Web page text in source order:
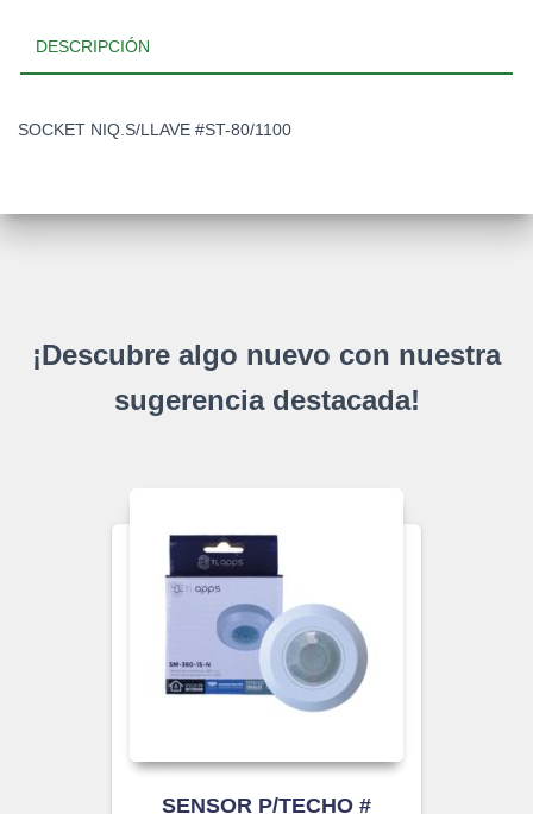
DESCRIPCIÓN
SOCKET NIQ.S/LLAVE #ST-80/1100
¡Descubre algo nuevo con nuestra
sugerencia destacada!
SENSOR P/TECHO #